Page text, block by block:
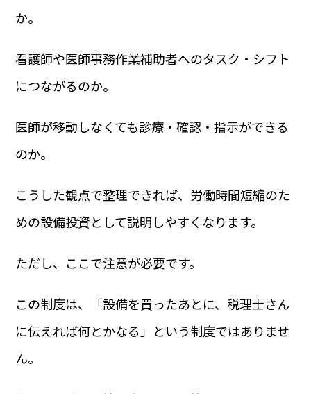
か。
看護師や医師事務作業補助者へのタスク・シフト
につながるのか。
医師が移動しなくても診療・確認・指示ができる
のか。
こうした観点で整理できれば、労働時間短縮のた
めの設備投資として説明しやすくなります。
ただし、ここで注意が必要です。
この制度は、「設備を買ったあとに、税理士さん
に伝えれば何とかなる」という制度ではありませ
ん。